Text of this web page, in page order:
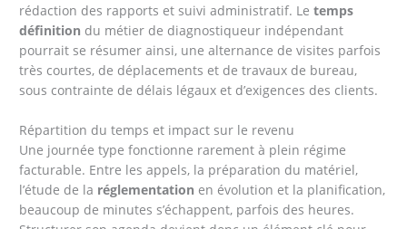
rédaction des rapports et suivi administratif. Letemps
définition du métier de diagnostiqueur indépendant
pourrait se résumer ainsi, une alternance de visites parfois
très courtes, de déplacements et de travaux de bureau,
sous contrainte de délais légaux et d’exigences des clients.
Répartition du temps et impact sur le revenu
Une journée type fonctionne rarement à plein régime
facturable. Entre les appels, la préparation du matériel,
l’étude de la réglementation en évolution et la planification,
beaucoup de minutes s’échappent, parfois des heures.